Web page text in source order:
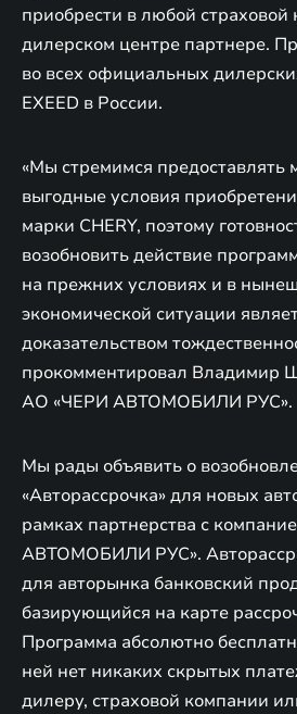
приобрести в любой
дилерском центре партнере.
во всех официальных
EXEED в России.
«Мы стремимся предоставлять
выгодные условия
марки CHERY, поэтому
возобновить действие
на прежних условиях и в
экономической ситуации
доказательством
прокомментировал Владимир
АО «ЧЕРИ АВТОМОБИЛИ РУС».
Мы рады объявить о
«Авторассрочка» для новых
рамках партнерства с
АВТОМОБИЛИ РУС».
для авторынка банковский
базирующийся на карте
Программа абсолютно
ней нет никаких скрытых
дилеру, страховой компании